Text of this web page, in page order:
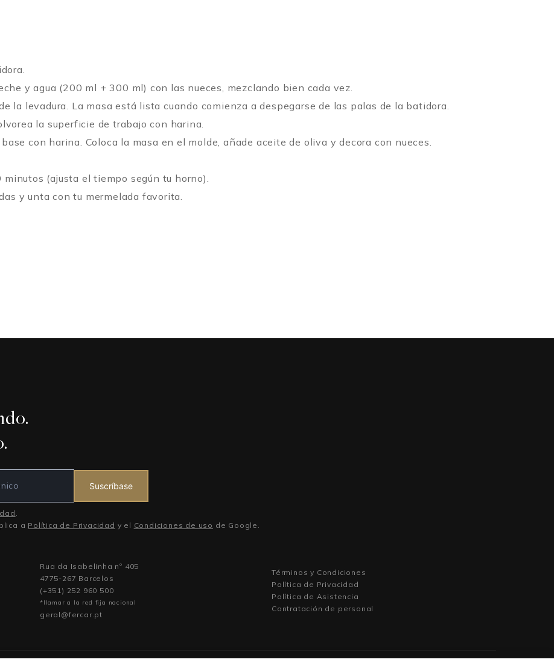
y agua (200 ml + 300 ml) con las nueces, mezclando bien cada vez.
la levadura. La masa está lista cuando comienza a despegarse de las palas de la batidora.
la superficie de trabajo con harina.
con harina. Coloca la masa en el molde, añade aceite de oliva y decora con nueces.
(ajusta el tiempo según tu horno).
y unta con tu mermelada favorita.
Suscríbase
.
a Política de Privacidad y el Condiciones de uso de Google.
Rua da Isabelinha nº 405
4775-267 Barcelos
(+351) 252 960 500
*llamar a la red fija nacional
geral@fercar.pt
Términos y Condiciones
Política de Privacidad
Política de Asistencia
Contratación de personal